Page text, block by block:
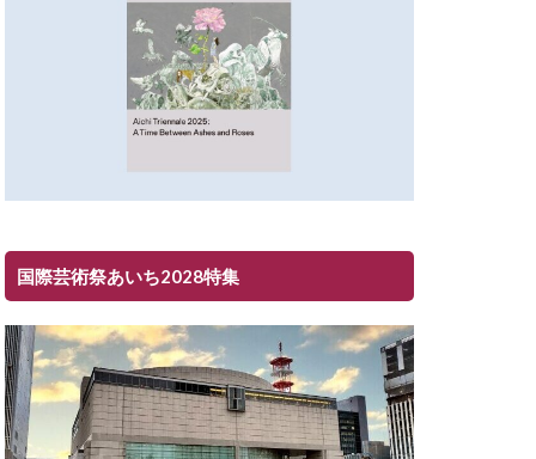
国際芸術祭あいち2028特集